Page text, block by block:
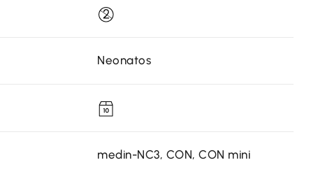
Neonatos
medin-NC3, CON, CON mini